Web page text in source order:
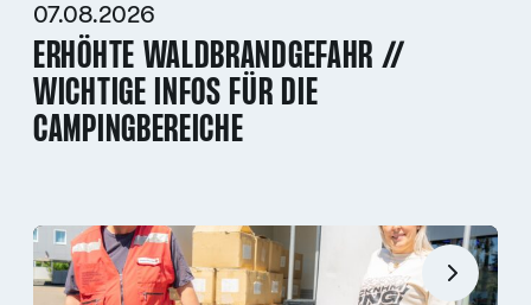
07.08.2026
ERHÖHTE WALDBRANDGEFAHR //
WICHTIGE INFOS FÜR DIE
CAMPINGBEREICHE